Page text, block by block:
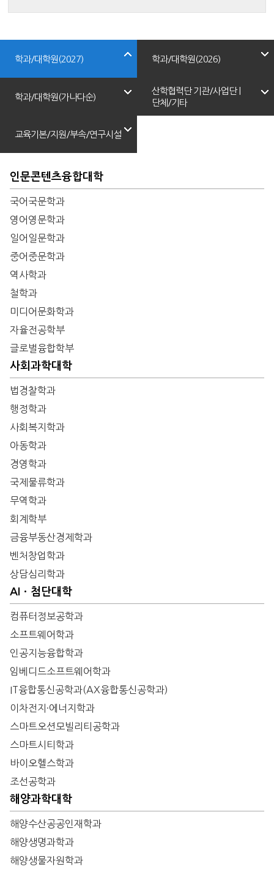
학과/대학원(2027)
인문콘텐츠융합대학
국어국문학과
영어영문학과
일어일문학과
중어중문학과
역사학과
철학과
미디어문화학과
자율전공학부
글로벌융합학부
사회과학대학
법경찰학과
행정학과
사회복지학과
아동학과
경영학과
국제물류학과
무역학과
회계학부
금융부동산경제학과
벤처창업학과
상담심리학과
AIㆍ첨단대학
컴퓨터정보공학과
소프트웨어학과
인공지능융합학과
임베디드소프트웨어학과
IT융합통신공학과(AX융합통신공학과)
이차전지·에너지학과
스마트오션모빌리티공학과
스마트시티학과
바이오헬스학과
조선공학과
해양과학대학
해양수산공공인재학과
해양생명과학과
해양생물자원학과
학과/대학원(2026)
학과/대학원(가나다순)
교육기본/지원/부속/연구시설
산학협력단 기관/사업단 |
단체/기타